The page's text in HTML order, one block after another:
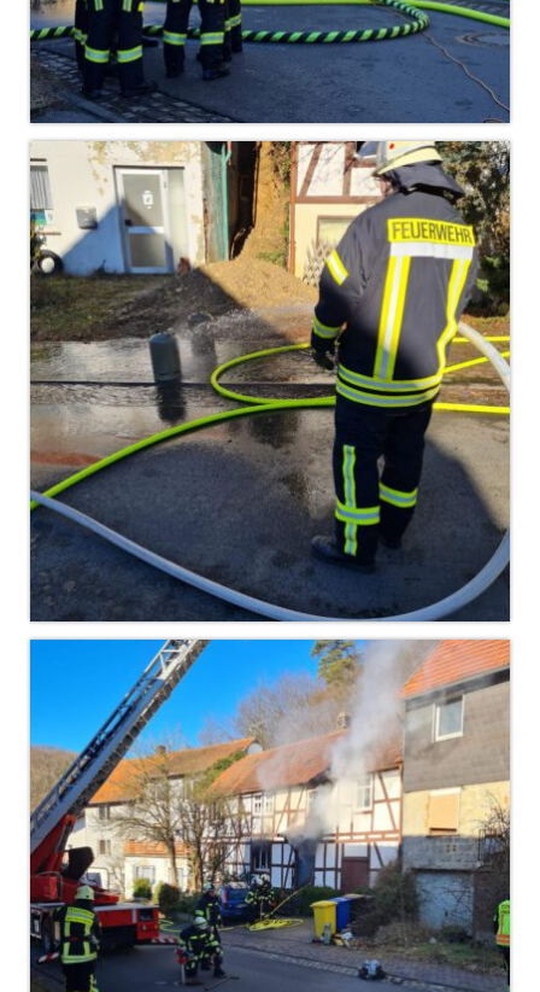
Tanklöschfahrzeug TLF 4000
Rüstwagen RW 1
Löschgruppenfahrzeug LF 20 KatS
Gerätewagen Logistik GW-L 2
Tanklöschfahrzeug TLF 16/24 Tr
Gerätewagen Gefahrgut GW-G
GDekonP-LKW
Kleinalarmfahrzeug KLAF
Kommandowagen KdoW
Hubarbeitsbühne B18
24.03.17 Übergabe ELW
20.11.15 Übergabe StLF und HAB
2015 LF 16 „verlässt“ Feuerwehr
Geschichte
historische Fotos
Ehemalige Fahrzeuge
Jahresrückblicke
Jahresrückblick 2016
Jahresrückblick 2017
Jahresrückblick 2018